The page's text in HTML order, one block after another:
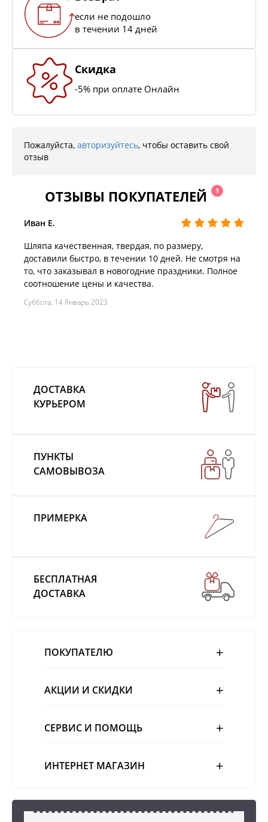
если не подошло
в течении 14 дней
Скидка
-5% при оплате Онлайн
Пожалуйста, авторизуйтесь, чтобы оставить свой
отзыв
ОТЗЫВЫ ПОКУПАТЕЛЕЙ 1
Иван Е.
Шляпа качественная, твердая, по размеру,
доставили быстро, в течении 10 дней. Не смотря на
то, что заказывал в новогодние праздники. Полное
соотношение цены и качества.
Суббота, 14 Январь 2023
ДОСТАВКА
КУРЬЕРОМ
ПУНКТЫ
САМОВЫВОЗА
ПРИМЕРКА
БЕСПЛАТНАЯ
ДОСТАВКА
ПОКУПАТЕЛЮ
АКЦИИ И СКИДКИ
СЕРВИС И ПОМОЩЬ
ИНТЕРНЕТ МАГАЗИН